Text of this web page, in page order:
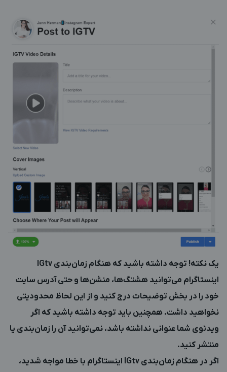
یک نکته! توجه داشته باشید که هنگام زمان‌بندی IGtv
اینستاگرام می‌توانید هشتگ‌ها، منشن‌ها و حتی آدرس سایت
خود را در بخش توضیحات درج کنید و از این لحاظ محدودیتی
نخواهید داشت. همچنین باید توجه داشته باشید که اگر
ویدئوی شما عنوانی نداشته باشد، نمی‌توانید آن را زمان‌بندی یا
منتشر کنید.
اگر در هنگام زمان‌بندی IGtv اینستاگرام با خطا مواجه شدید،